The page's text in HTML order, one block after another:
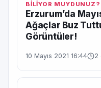
BİLİYOR MUYDUNUZ?
Erzurum’da
Ağaçlar Buz
Görüntüler!
10 Mayıs 2021 16:44 2